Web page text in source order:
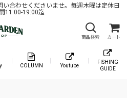
合わせくださいませ。毎週木曜は定休日
11:00-19:00迄
商品検索 カート
COLUMN Youtube
FISHING
GUIDE